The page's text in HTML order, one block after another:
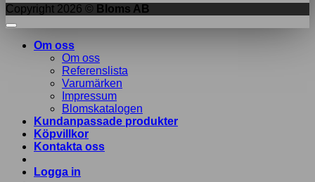
Copyright 2026 © Bloms AB
Om oss
Om oss
Referenslista
Varumärken
Impressum
Blomskatalogen
Kundanpassade produkter
Köpvillkor
Kontakta oss
Logga in